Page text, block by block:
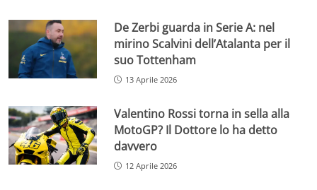
De Zerbi guarda in Serie A: nel
mirino Scalvini dell’Atalanta per il
suo Tottenham
13 Aprile 2026
Valentino Rossi torna in sella alla
MotoGP? Il Dottore lo ha detto
davvero
12 Aprile 2026